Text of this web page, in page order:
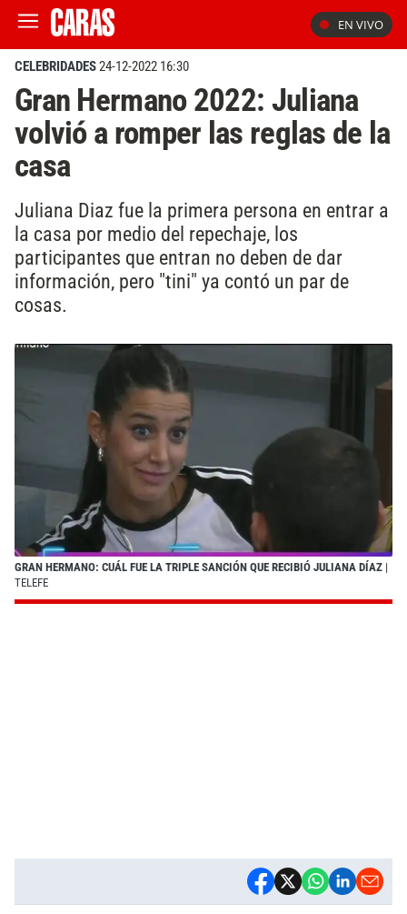
EN VIVO
CELEBRIDADES24-12-2022 16:30
Gran Hermano 2022: Juliana
volvió a romper las reglas de la
casa
Juliana Diaz fue la primera persona en entrar a
la casa por medio del repechaje, los
participantes que entran no deben de dar
información, pero "tini" ya contó un par de
cosas.
GRAN HERMANO: CUÁL FUE LA TRIPLE SANCIÓN QUE RECIBIÓ JULIANA DÍAZ |
TELEFE